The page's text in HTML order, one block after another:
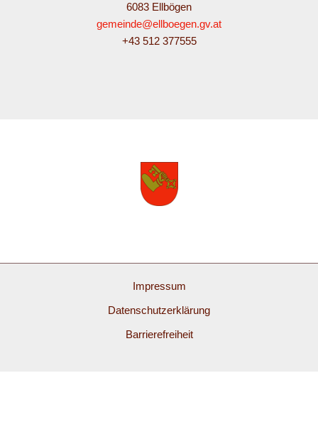
6083 Ellbögen
gemeinde@ellboegen.gv.at
+43 512 377555
Impressum
Datenschutzerklärung
Barrierefreiheit